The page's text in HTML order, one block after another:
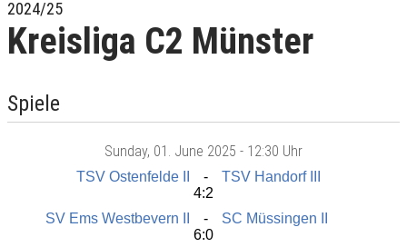
2024/25
Kreisliga C2 Münster
Spiele
Sunday, 01. June 2025 - 12:30 Uhr
TSV Ostenfelde II
TSV Handorf III
4:2
SV Ems Westbevern II
SC Müssingen II
6:0